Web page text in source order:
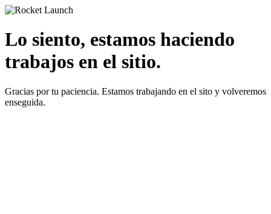
Lo siento, estamos haciendo
trabajos en el sitio.
Gracias por tu paciencia. Estamos trabajando en el sito y volveremos
enseguida.